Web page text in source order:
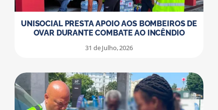
UNISOCIAL PRESTA APOIO AOS BOMBEIROS DE
OVAR DURANTE COMBATE AO INCÊNDIO
31 de Julho, 2026